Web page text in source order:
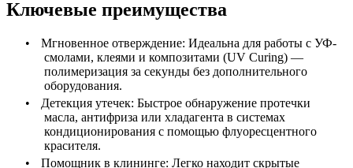
Ключевые преимущества
•
Мгновенное отверждение: Идеальна для работы с УФ-
смолами, клеями и композитами (UV Curing) —
полимеризация за секунды без дополнительного
оборудования.
•
Детекция утечек: Быстрое обнаружение протечки
масла, антифриза или хладагента в системах
кондиционирования с помощью флуоресцентного
красителя.
•
Помощник в клининге: Легко находит скрытые